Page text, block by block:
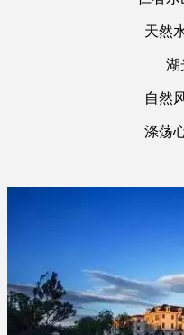
天然
湖
自然
涤荡